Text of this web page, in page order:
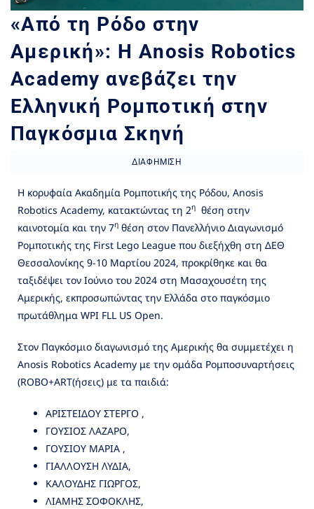
«Από τη Ρόδο στην
Αμερική»: Η Anosis Robotics
Academy ανεβάζει την
Ελληνική Ρομποτική στην
Παγκόσμια Σκηνή
ΔΙΑΦΉΜΙΣΗ
Η κορυφαία Ακαδημία Ρομποτικής της Ρόδου, Anosis
Robotics Academy, κατακτώντας τη 2η θέση στην
καινοτομία και την 7η θέση στον Πανελλήνιο Διαγωνισμό
Ρομποτικής της First Lego League που διεξήχθη στη ΔΕΘ
Θεσσαλονίκης 9-10 Μαρτίου 2024, προκρίθηκε και θα
ταξιδέψει τον Ιούνιο του 2024 στη Μασαχουσέτη της
Αμερικής, εκπροσωπώντας την Ελλάδα στο παγκόσμιο
πρωτάθλημα WPI FLL US Open.
Στον Παγκόσμιο διαγωνισμό της Αμερικής θα συμμετέχει η
Anosis Robotics Academy με την ομάδα Ρομποσυναρτήσεις
(ROBO+ART(ήσεις) με τα παιδιά:
ΑΡΙΣΤΕΙΔΟΥ ΣΤΕΡΓΟ ,
ΓΟΥΣΙΟΣ ΛΑΖΑΡΟ,
ΓΟΥΣΙΟΥ ΜΑΡΙΑ ,
ΓΙΑΛΛΟΥΣΗ ΛΥΔΙΑ,
ΚΑΛΟΥΔΗΣ ΓΙΩΡΓΟΣ,
ΛΙΑΜΗΣ ΣΟΦΟΚΛΗΣ,